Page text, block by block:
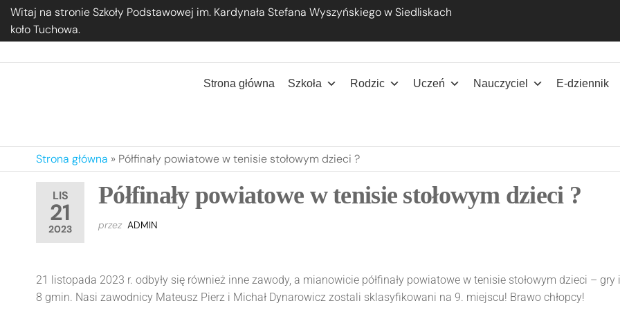
Przejdź
do
treści
Witaj na stronie Szkoły Podstawowej im. Kardynała Stefana Wyszyńskiego w Siedliskach
koło Tuchowa.
Szkoła Podstawowa im. Kardynała Stefana Wyszyńskiego w Siedliskach
Strona główna Szkoła Rodzic Uczeń Nauczyciel E-dziennik
Strona główna » Półfinały powiatowe w tenisie stołowym dzieci ?
LIS
21
2023
Półfinały powiatowe w tenisie stołowym dzieci ?
przez ADMIN
21 listopada 2023 r. odbyły się również inne zawody, a mianowicie półfinały powiatowe w tenisie stołowym dzieci –
8 gmin. Nasi zawodnicy Mateusz Pierz i Michał Dynarowicz zostali sklasyfikowani na 9. miejscu! Brawo chłopcy!